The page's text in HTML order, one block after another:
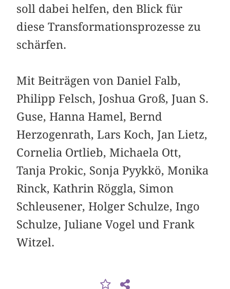
soll dabei helfen, den Blick für
diese Transformationsprozesse zu
schärfen.
Mit Beiträgen von Daniel Falb,
Philipp Felsch, Joshua Groß, Juan S.
Guse, Hanna Hamel, Bernd
Herzogenrath, Lars Koch, Jan Lietz,
Cornelia Ortlieb, Michaela Ott,
Tanja Prokic, Sonja Pyykkö, Monika
Rinck, Kathrin Röggla, Simon
Schleusener, Holger Schulze, Ingo
Schulze, Juliane Vogel und Frank
Witzel.